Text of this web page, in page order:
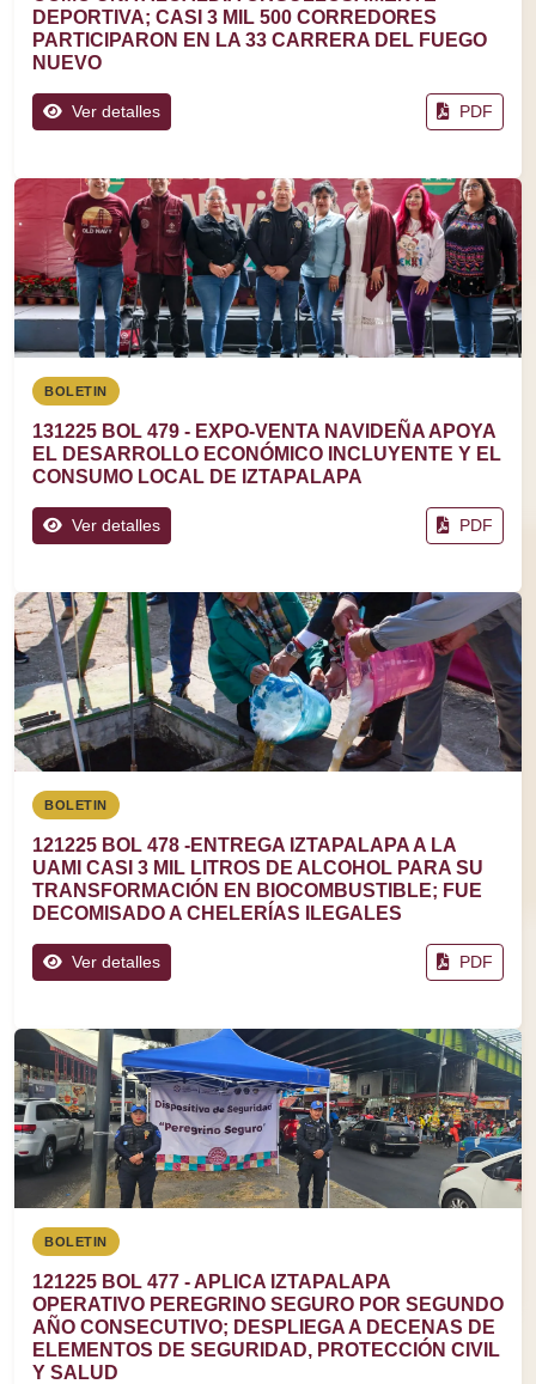
DEPORTIVA; CASI 3 MIL 500 CORREDORES
PARTICIPARON EN LA 33 CARRERA DEL FUEGO
NUEVO
Ver detalles PDF
BOLETIN
131225 BOL 479 - EXPO-VENTA NAVIDEÑA APOYA
EL DESARROLLO ECONÓMICO INCLUYENTE Y EL
CONSUMO LOCAL DE IZTAPALAPA
Ver detalles PDF
BOLETIN
121225 BOL 478 -ENTREGA IZTAPALAPA A LA
UAMI CASI 3 MIL LITROS DE ALCOHOL PARA SU
TRANSFORMACIÓN EN BIOCOMBUSTIBLE; FUE
DECOMISADO A CHELERÍAS ILEGALES
Ver detalles PDF
BOLETIN
121225 BOL 477 - APLICA IZTAPALAPA
OPERATIVO PEREGRINO SEGURO POR SEGUNDO
AÑO CONSECUTIVO; DESPLIEGA A DECENAS DE
ELEMENTOS DE SEGURIDAD, PROTECCIÓN CIVIL
Y SALUD